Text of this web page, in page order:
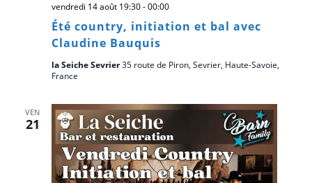
Été country, initiation et bal avec
Claudine Bauquis
vendredi 14 août 19:30-00:00
la Seiche Sevrier35 route de Piron, Sevrier, Haute-Savoie,
France
VEN
21